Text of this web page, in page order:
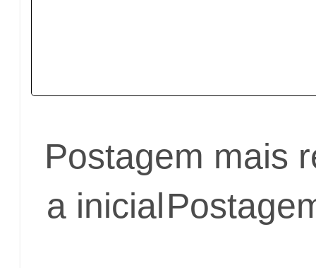
Postagem mais
a inicial